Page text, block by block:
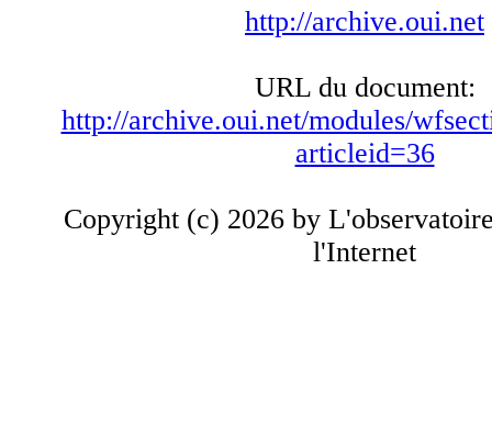
http://archive.oui.net
URL du document:
http://archive.oui.net/modules/
articleid=36
Copyright (c) 2026 by
l'Internet